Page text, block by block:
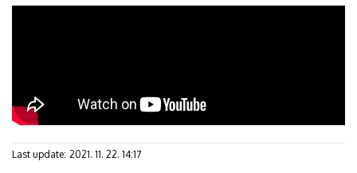
Last update: 2021. 11. 22. 14:17